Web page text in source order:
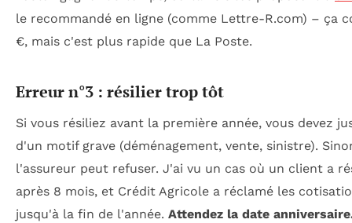
le recommandé en ligne (comme Lettre-R.com) – ça
€, mais c'est plus rapide que La Poste.
Erreur n°3 : résilier trop tôt
Si vous résiliez avant la première année, vous devez
d'un motif grave (déménagement, vente, sinistre).
l'assureur peut refuser. J'ai vu un cas où un client a
après 8 mois, et Crédit Agricole a réclamé les
jusqu'à la fin de l'année. Attendez la date